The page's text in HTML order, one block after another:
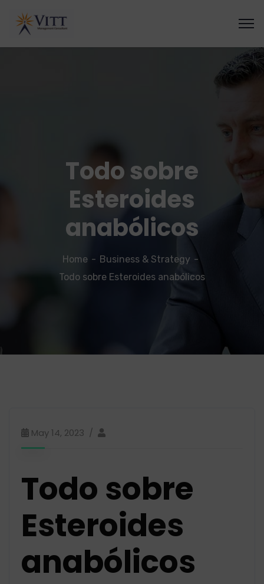
Todo sobre
Esteroides
anabólicos
Home
Business & Strategy
Todo sobre Esteroides anabólicos
May 14, 2023
Todo sobre
Esteroides
anabólicos